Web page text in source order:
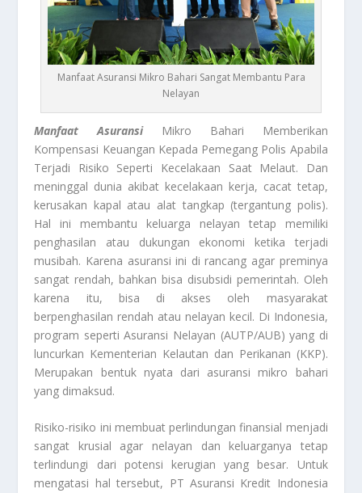
Manfaat Asuransi Mikro Bahari Sangat Membantu Para
Nelayan
Manfaat Asuransi
Mikro Bahari Memberikan
Kompensasi Keuangan Kepada Pemegang Polis Apabila
Terjadi Risiko Seperti Kecelakaan Saat Melaut. Dan
meninggal dunia akibat kecelakaan kerja, cacat tetap,
kerusakan kapal atau alat tangkap (tergantung polis).
Hal ini membantu keluarga nelayan tetap memiliki
penghasilan atau dukungan ekonomi ketika terjadi
musibah. Karena asuransi ini di rancang agar preminya
sangat rendah, bahkan bisa disubsidi pemerintah. Oleh
karena itu, bisa di akses oleh masyarakat
berpenghasilan rendah atau nelayan kecil. Di Indonesia,
program seperti Asuransi Nelayan (AUTP/AUB) yang di
luncurkan Kementerian Kelautan dan Perikanan (KKP).
Merupakan bentuk nyata dari asuransi mikro bahari
yang dimaksud.
Risiko-risiko ini membuat perlindungan finansial menjadi
sangat krusial agar nelayan dan keluarganya tetap
terlindungi dari potensi kerugian yang besar. Untuk
mengatasi hal tersebut, PT Asuransi Kredit Indonesia